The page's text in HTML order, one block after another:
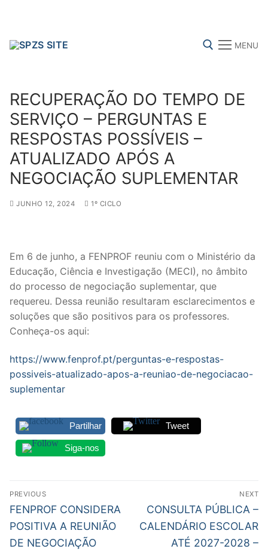
Search for:
MENU
FENPROF CGTP-IN FRENTE COMUM
Search
for:
Notícias
Legislação
Sectores
PRÉ-ESCOLAR
1º CICLO
2º/3º CEB / SECUNDÁRIO
EDUCAÇÃO ESPECIAL
ENSINO SUPERIOR
PROFESSORES CONTRATADOS
DOCENTES APOSENTADOS
RECUPERAÇÃO DO TEMPO DE
SERVIÇO – PERGUNTAS E
RESPOSTAS POSSÍVEIS –
ATUALIZADO APÓS A
NEGOCIAÇÃO SUPLEMENTAR
JUNHO 12, 2024 1º CICLO
Em 6 de junho, a FENPROF reuniu com o Ministério da
Educação, Ciência e Investigação (MECI), no âmbito
do processo de negociação suplementar, que
requereu. Dessa reunião resultaram esclarecimentos e
soluções que são positivos para os professores.
Conheça-os aqui:
https://www.fenprof.pt/perguntas-e-respostas-
possiveis-atualizado-apos-a-reuniao-de-negociacao-
suplementar
Partilhar Tweet
Siga-nos
Navegação
de
artigos
PREVIOUS
Previous
post:
FENPROF CONSIDERA
POSITIVA A REUNIÃO
DE NEGOCIAÇÃO
NEXT
Next
post:
CONSULTA PÚBLICA –
CALENDÁRIO ESCOLAR
ATÉ 2027-2028 –